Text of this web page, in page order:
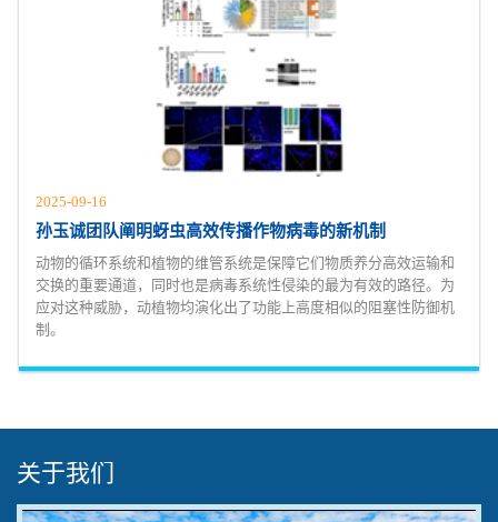
2025-09-16
孙玉诚团队阐明蚜虫高效传播作物病毒的新机制
动物的循环系统和植物的维管系统是保障它们物质养分高效运输和
交换的重要通道，同时也是病毒系统性侵染的最为有效的路径。为
应对这种威胁，动植物均演化出了功能上高度相似的阻塞性防御机
制。
关于我们